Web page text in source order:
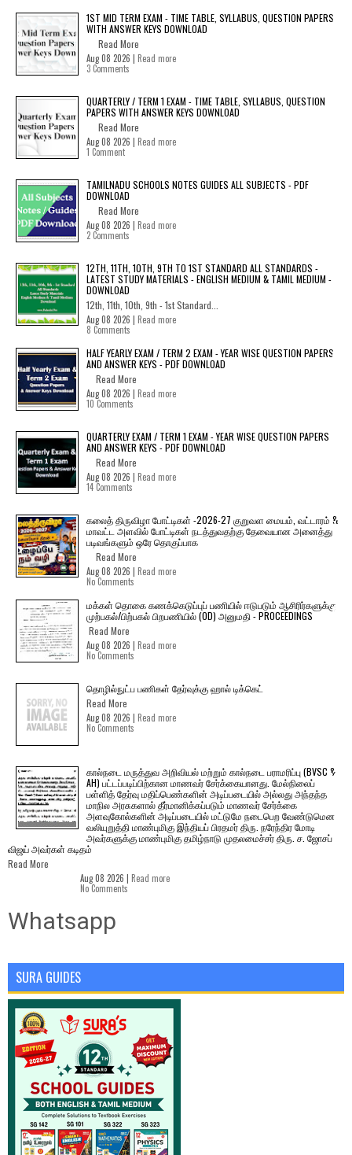
1ST MID TERM EXAM - TIME TABLE, SYLLABUS, QUESTION PAPERS
WITH ANSWER KEYS DOWNLOAD
Read More
Aug 08 2026 | Read more
3 Comments
QUARTERLY / TERM 1 EXAM - TIME TABLE, SYLLABUS, QUESTION
PAPERS WITH ANSWER KEYS DOWNLOAD
Read More
Aug 08 2026 | Read more
1 Comment
TAMILNADU SCHOOLS NOTES GUIDES ALL SUBJECTS - PDF
DOWNLOAD
Read More
Aug 08 2026 | Read more
2 Comments
12TH, 11TH, 10TH, 9TH TO 1ST STANDARD ALL STANDARDS -
LATEST STUDY MATERIALS - ENGLISH MEDIUM & TAMIL MEDIUM -
DOWNLOAD
12th, 11th, 10th, 9th - 1st Standard...
Aug 08 2026 | Read more
8 Comments
HALF YEARLY EXAM / TERM 2 EXAM - YEAR WISE QUESTION PAPERS
AND ANSWER KEYS - PDF DOWNLOAD
Read More
Aug 08 2026 | Read more
10 Comments
QUARTERLY EXAM / TERM 1 EXAM - YEAR WISE QUESTION PAPERS
AND ANSWER KEYS - PDF DOWNLOAD
Read More
Aug 08 2026 | Read more
14 Comments
கலைத் திருவிழா போட்டிகள் -2026-27 குறுவள மையம், வட்டாரம் &
மாவட்ட அளவில் போட்டிகள் நடத்துவதற்கு தேவையான அனைத்து
படிவங்களும் ஒரே தொகுப்பாக
Read More
Aug 08 2026 | Read more
No Comments
மக்கள் தொகை கணக்கெடுப்புப் பணியில் ஈடுபடும் ஆசிரிர்களுக்கு
முற்பகல்/பிற்பகல் பிறபணியில் (OD) அனுமதி - PROCEEDINGS
Read More
Aug 08 2026 | Read more
No Comments
தொழில்நுட்ப பணிகள் தேர்வுக்கு ஹால் ​டிக்கெட்
Read More
Aug 08 2026 | Read more
No Comments
கால்நடை மருத்துவ அறிவியல் மற்றும் கால்நடை பராமரிப்பு (BVSC &
AH) பட்டப்படிப்பிற்கான மாணவர் சேர்க்கையானது. மேல்நிலைப்
பள்ளித் தேர்வு மதிப்பெண்களின் அடிப்படையில் அல்லது அந்தந்த
மாநில அரசுகளால் தீர்மானிக்கப்படும் மாணவர் சேர்க்கை
அளவுகோல்களின் அடிப்படையில் மட்டுமே நடைபெற வேண்டுமென
வலியுறுத்தி மாண்புமிகு இந்தியப் பிரதமர் திரு. நரேந்திர மோடி
அவர்களுக்கு மாண்புமிகு தமிழ்நாடு முதலமைச்சர் திரு. ச. ஜோசப்
விஜய் அவர்கள் கடிதம்
Read More
Aug 08 2026 | Read more
No Comments
Whatsapp
SURA GUIDES